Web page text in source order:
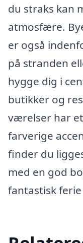
du straks kan
atmosfære.
er også
på stranden
hygge dig i
butikker og
værelser har
farverige
finder du
med en god
fantastisk